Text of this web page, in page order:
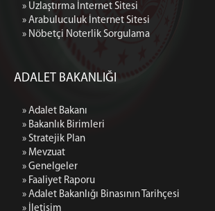
» Uzlaştırma İnternet Sitesi
» Arabuluculuk İnternet Sitesi
» Nöbetçi Noterlik Sorgulama
ADALET BAKANLIĞI
» Adalet Bakanı
» Bakanlık Birimleri
» Stratejik Plan
» Mevzuat
» Genelgeler
» Faaliyet Raporu
» Adalet Bakanlığı Binasının Tarihçesi
» İletişim